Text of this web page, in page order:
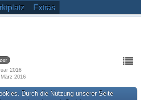
Extras
2016
2016
Durch die Nutzung unserer Seite